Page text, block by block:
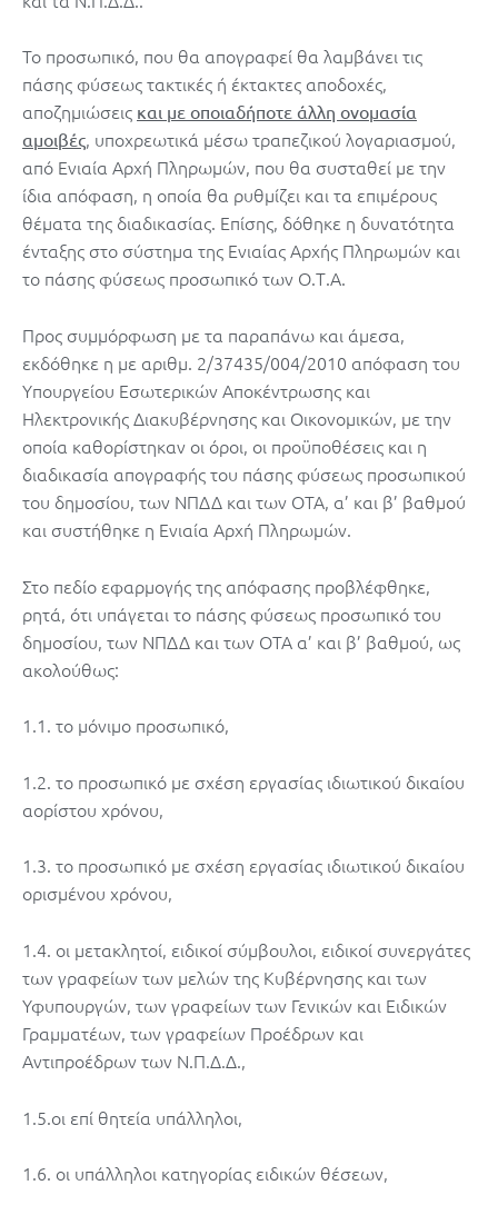
Το προσωπικό, που θα απογραφεί θα λαμβάνει τις
πάσης φύσεως τακτικές ή έκτακτες αποδοχές,
αποζημιώσεις και με οποιαδήποτε άλλη ονομασία
αμοιβές, υποχρεωτικά μέσω τραπεζικού λογαριασμού,
από Ενιαία Αρχή Πληρωμών, που θα συσταθεί με την
ίδια απόφαση, η οποία θα ρυθμίζει και τα επιμέρους
θέματα της διαδικασίας. Επίσης, δόθηκε η δυνατότητα
ένταξης στο σύστημα της Ενιαίας Αρχής Πληρωμών και
το πάσης φύσεως προσωπικό των Ο.Τ.Α.
Προς συμμόρφωση με τα παραπάνω και άμεσα,
εκδόθηκε η με αριθμ. 2/37435/004/2010 απόφαση του
Υπουργείου Εσωτερικών Αποκέντρωσης και
Ηλεκτρονικής Διακυβέρνησης και Οικονομικών, με την
οποία καθορίστηκαν οι όροι, οι προϋποθέσεις και η
διαδικασία απογραφής του πάσης φύσεως προσωπικού
του δημοσίου, των ΝΠΔΔ και των ΟΤΑ, α’ και β’ βαθμού
και συστήθηκε η Ενιαία Αρχή Πληρωμών.
Στο πεδίο εφαρμογής της απόφασης προβλέφθηκε,
ρητά, ότι υπάγεται το πάσης φύσεως προσωπικό του
δημοσίου, των ΝΠΔΔ και των ΟΤΑ α’ και β’ βαθμού, ως
ακολούθως:
1.1. το μόνιμο προσωπικό,
1.2. το προσωπικό με σχέση εργασίας ιδιωτικού δικαίου
αορίστου χρόνου,
1.3. το προσωπικό με σχέση εργασίας ιδιωτικού δικαίου
ορισμένου χρόνου,
1.4. οι μετακλητοί, ειδικοί σύμβουλοι, ειδικοί συνεργάτες
των γραφείων των μελών της Κυβέρνησης και των
Υφυπουργών, των γραφείων των Γενικών και Ειδικών
Γραμματέων, των γραφείων Προέδρων και
Αντιπροέδρων των Ν.Π.Δ.Δ.,
1.5.οι επί θητεία υπάλληλοι,
1.6. οι υπάλληλοι κατηγορίας ειδικών θέσεων,